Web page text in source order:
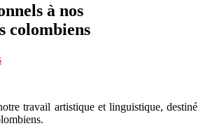
à nos
colombiens
travail artistique et linguistique, destiné